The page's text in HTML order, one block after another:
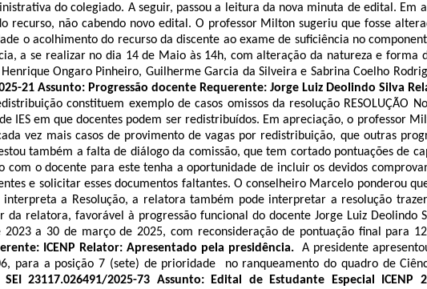
do colegiado. A seguir, passou a leitura da nova minuta de edital.
recurso, não cabendo novo edital. O professor Milton sugeriu que fosse
o acolhimento do recurso da discente ao exame de suficiência no
a se realizar no dia 14 de Maio às 14h, com alteração da natureza e forma
Ongaro Pinheiro, Guilherme Garcia da Silveira e Sabrina Coelho
21 Assunto: Progressão docente Requerente: Jorge Luiz Deolindo Silva
constituem exemplo de casos omissos da resolução RESOLUÇÃO
IES em que docentes podem ser redistribuídos. Em apreciação, o professor
vez mais casos de provimento de vagas por redistribuição, que outras
também a falta de diálogo da comissão, que tem cortado pontuações de
o docente para este tenha a oportunidade de incluir os devidos
e solicitar esses documentos faltantes. O conselheiro Marcelo ponderou
a Resolução, a relatora também pode interpretar a resolução
da relatora, favorável à progressão funcional do docente Jorge Luiz Deolindo
a 30 de março de 2025, com reconsideração de pontuação final para
ICENP Relator: Apresentado pela presidência. A presidente
para a posição 7 (sete) de prioridade no ranqueamento do quadro de
23117.026491/2025-73 Assunto: Edital de Estudante Especial ICENP